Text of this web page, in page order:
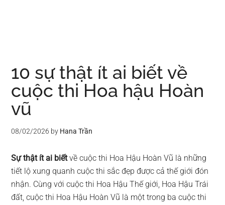
10 sự thật ít ai biết về
cuộc thi Hoa hậu Hoàn
vũ
08/02/2026 by Hana Trần
Sự thật ít ai biếtvề cuộc thi Hoa Hậu Hoàn Vũ là những
tiết lộ xung quanh cuộc thi sắc đẹp được cả thế giới đón
nhận. Cùng với cuộc thi Hoa Hậu Thế giới, Hoa Hậu Trái
đất, cuộc thi Hoa Hậu Hoàn Vũ là một trong ba cuộc thi